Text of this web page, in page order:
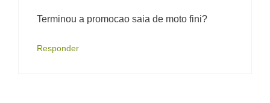
Terminou a promocao saia de moto fini?
Responder